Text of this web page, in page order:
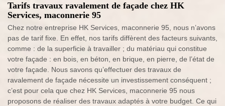
Tarifs travaux ravalement de façade chez HK
Services, maconnerie 95
Chez notre entreprise HK Services, maconnerie 95, nous n’avons
pas de tarif fixe. En effet, nos tarifs diffèrent des facteurs suivants,
comme : de la superficie à travailler ; du matériau qui constitue
votre façade : en bois, en béton, en brique, en pierre, de l’état de
votre façade. Nous savons qu’effectuer des travaux de
ravalement de façade nécessite un investissement conséquent ;
c’est pour cela que chez HK Services, maconnerie 95 nous
proposons de réaliser des travaux adaptés à votre budget. Ce qui